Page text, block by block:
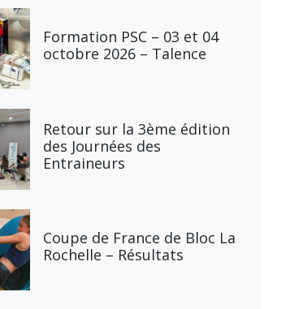
Formation PSC – 03 et 04
octobre 2026 – Talence
Retour sur la 3ème édition
des Journées des
Entraineurs
Coupe de France de Bloc La
Rochelle – Résultats